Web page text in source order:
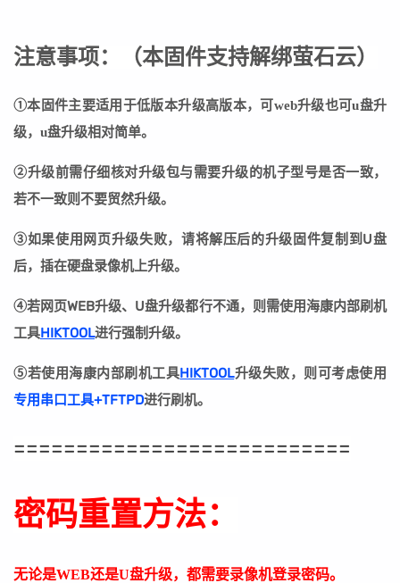
注意事项： （本固件支持解绑萤石云）
①本固件主要适用于低版本升级高版本，可web升级也可u盘升
级，u盘升级相对简单。
②升级前需仔细核对升级包与需要升级的机子型号是否一致，
若不一致则不要贸然升级。
③如果使用网页升级失败，请将解压后的升级固件复制到U盘
后，插在硬盘录像机上升级。
④若网页WEB升级、U盘升级都行不通，则需使用海康内部刷机
工具HIKTOOL进行强制升级。
⑤若使用海康内部刷机工具HIKTOOL升级失败，则可考虑使用
专用串口工具+TFTPD进行刷机。
===========================
密码重置方法：
无论是WEB还是U盘升级，都需要录像机登录密码。